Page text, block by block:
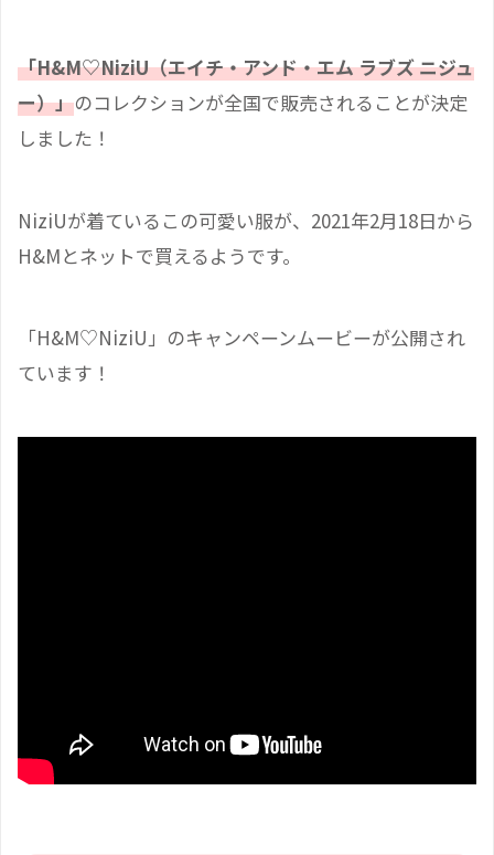
「H&M♡NiziU（エイチ・アンド・エム ラブズ ニジュ
ー）」のコレクションが全国で販売されることが決定
しました！
NiziUが着ているこの可愛い服が、2021年2月18日から
H&Mとネットで買えるようです。
「H&M♡NiziU」のキャンペーンムービーが公開され
ています！